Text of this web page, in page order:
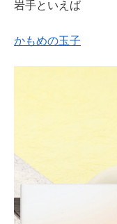
岩手といえば
かもめの玉子